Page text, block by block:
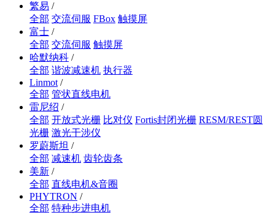
繁易 /
全部 交流伺服 FBox 触摸屏
富士 /
全部 交流伺服 触摸屏
哈默纳科 /
全部 谐波减速机 执行器
Linmot /
全部 管状直线电机
雷尼绍 /
全部 开放式光栅 比对仪 Fortis封闭光栅 RESM/REST圆
光栅 激光干涉仪
罗蔚斯坦 /
全部 减速机 齿轮齿条
美新 /
全部 直线电机&音圈
PHYTRON /
全部 特种步进电机